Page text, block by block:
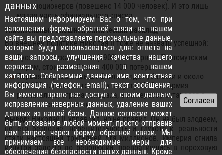
революционеров (повешено 14 000 человек). И это лишь
малая часть официального списка.
Унизительный внешнеполитический расклад
Во внешней политике Николая II тоже не назвать успешной:
Русско-японская война (1905) с позорным Портсмутским
миром, стоившая России 400 000 потерь.
Первая мировая: свыше 2 млн солдат убитыми и около
800 000 пленными только к августу 1915-го. Армия
разлагалась, страна голодала, а император оставался в
счастливом неведении.
Вывод:Николай II управлял, но не правил. Он не был злодеем,
но его безволие, нерешительность и глухота к реальности
стали настоящей трагедией для миллионов. Империя сгнила
изнутри задолго до революции, превратившись в пороховую
данных
Настоящим информируем Вас о том, что при
заполнении формы обратной связи на нашем
сайте, вы предоставляете персональные данные,
которые будут использоваться для: ответа на
ваши запросы, улучшения качества нашего
сервиса, размещения в нашем
каталоге. Собираемые данные: имя, контактная
информация (телефон, email), текст сообщения.
Вы имеете право на: доступ к своим данным,
исправление неверных данных, удаление ваших
данных из нашей базы. Данное согласие может
быть отозвано в любой момент, просто отправив
нам запрос черезформу обратной связи. Мы
принимаем все необходимые меры для
обеспечения безопасности ваших данных. Кроме